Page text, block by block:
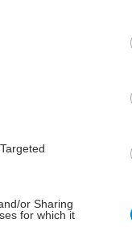
or Sharing
for which it
νησί